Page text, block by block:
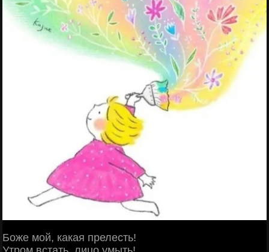
Боже мой, какая прелесть!